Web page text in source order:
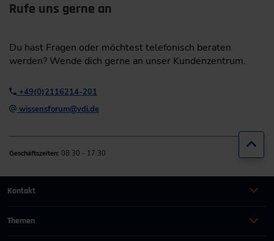
Rufe uns gerne an
Du hast Fragen oder möchtest telefonisch beraten
werden? Wende dich gerne an unser Kundenzentrum.
+49(0)2116214-201
wissensforum@vdi.de
Geschäftszeiten: 08:30 - 17:30
Kontakt
+49 (0)2116214-201
Themen